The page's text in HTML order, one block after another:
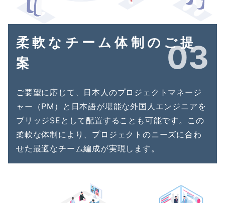
03
柔軟なチーム体制のご提
案
ご要望に応じて、日本人のプロジェクトマネージ
ャー（PM）と日本語が堪能な外国人エンジニアを
ブリッジSEとして配置することも可能です。この
柔軟な体制により、プロジェクトのニーズに合わ
せた最適なチーム編成が実現します。